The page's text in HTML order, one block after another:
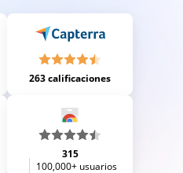
263 calificaciones
315
100,000+ usuarios